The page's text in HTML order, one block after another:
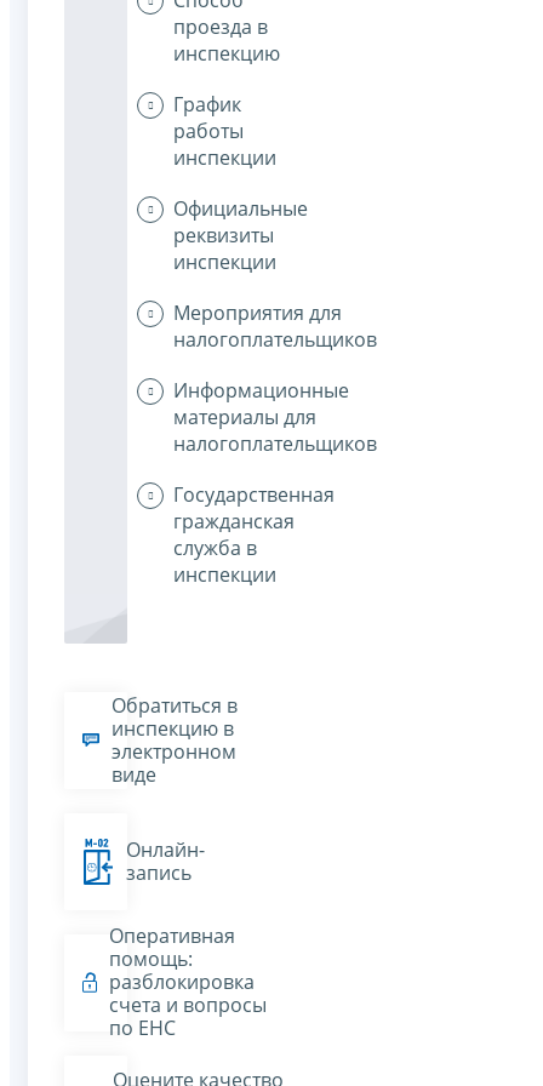
проезда в
инспекцию
График
работы
инспекции
Официальные
реквизиты
инспекции
Мероприятия для
налогоплательщиков
Информационные
материалы для
налогоплательщиков
Государственная
гражданская
служба в
инспекции
Обратиться в
инспекцию в
электронном
виде
Онлайн-
запись
Оперативная
помощь:
разблокировка
счета и вопросы
по ЕНС
Оцените качество